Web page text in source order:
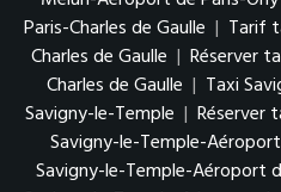
Paris-Charles de Gaulle | Tarif
Charles de Gaulle | Réserver
Charles de Gaulle | Taxi
Savigny-le-Temple | Réserver
Savigny-le-Temple-
Savigny-le-Temple-Aéroport